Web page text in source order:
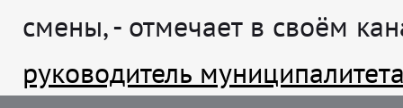
смены, - отмечает в своём
руководитель